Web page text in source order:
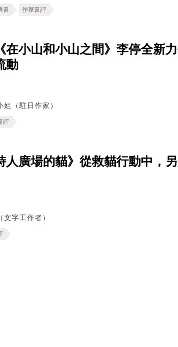
書 作家書評
在小山和小山之間》李停全新
動
姐（駐日作家）
評
人廣場的貓》從救貓行動中，
文字工作者）